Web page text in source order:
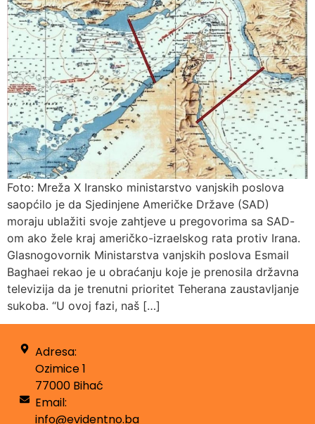
Foto: Mreža X Iransko ministarstvo vanjskih poslova
saopćilo je da Sjedinjene Američke Države (SAD)
moraju ublažiti svoje zahtjeve u pregovorima sa SAD-
om ako žele kraj američko-izraelskog rata protiv Irana.
Glasnogovornik Ministarstva vanjskih poslova Esmail
Baghaei rekao je u obraćanju koje je prenosila državna
televizija da je trenutni prioritet Teherana zaustavljanje
sukoba. “U ovoj fazi, naš […]
Adresa:
Ozimice 1
77000 Bihać
Email:
info@evidentno.ba